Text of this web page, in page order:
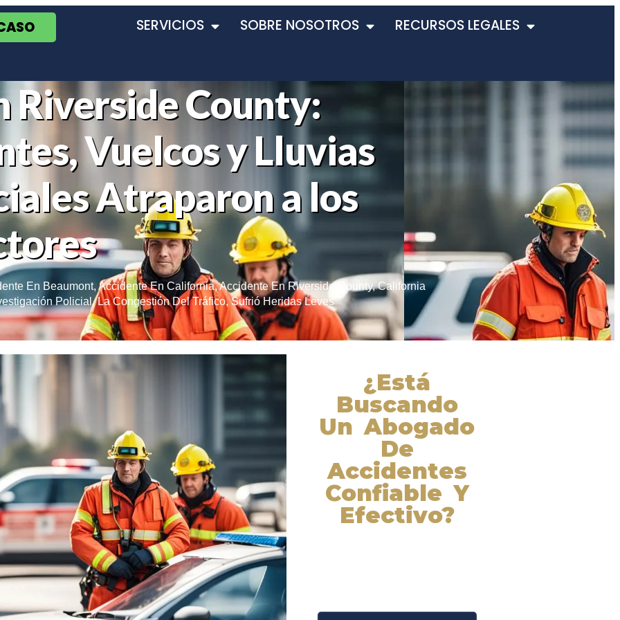
SERVICIOS SOBRE NOSOTROS RECURSOS LEGALES
Riverside County:
Vuelcos y Lluvias
Atraparon a los
En Beaumont,Accidente En California,Accidente En Riverside County,California
Policial,La Congestión Del Tráfico,Sufrió Heridas Leves
¿Está
Buscando
Un Abogado
De
Accidentes
Confiable Y
Efectivo?